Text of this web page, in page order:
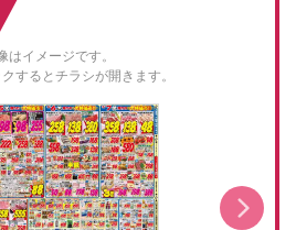
はイメージです。
するとチラシが開きます。